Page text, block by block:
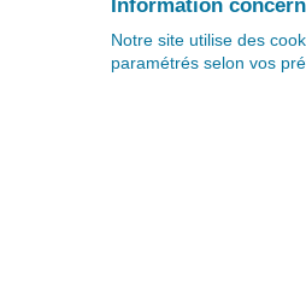
Information
Notre site utilise des
paramétrés selon vos